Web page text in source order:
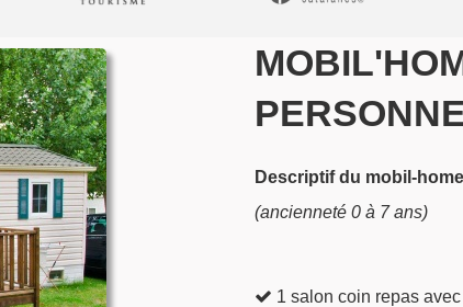
Descriptif du mobil-home
(ancienneté 0 à 7 ans)
1 salon coin repas